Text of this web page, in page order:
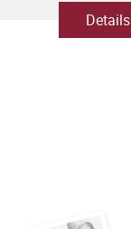
Details